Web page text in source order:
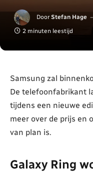
Door Stefan Hage
2 minuten leestijd
Samsung zal
De telefoonfabrikant
tijdens een nieuwe
meer over de prijs en
van plan is.
Galaxy Ring